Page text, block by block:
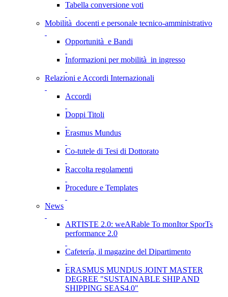
Tabella conversione voti
Mobilità docenti e personale tecnico-amministrativo
Opportunità e Bandi
Informazioni per mobilità in ingresso
Relazioni e Accordi Internazionali
Accordi
Doppi Titoli
Erasmus Mundus
Co-tutele di Tesi di Dottorato
Raccolta regolamenti
Procedure e Templates
News
ARTISTE 2.0: weARable To monItor SporTs
performance 2.0
Cafetería, il magazine del Dipartimento
ERASMUS MUNDUS JOINT MASTER
DEGREE "SUSTAINABLE SHIP AND
SHIPPING SEAS4.0"